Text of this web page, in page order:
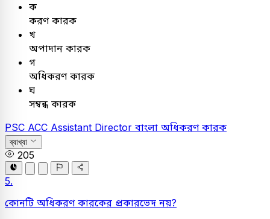
ক
করণ কারক
খ
অপাদান কারক
গ
অধিকরণ কারক
ঘ
সম্বন্ধ কারক
PSC ACC Assistant Director বাংলা অধিকরণ কারক
ব্যাখ্যা
205
5.
কোনটি অধিকরণ কারকের প্রকারভেদ নয়?